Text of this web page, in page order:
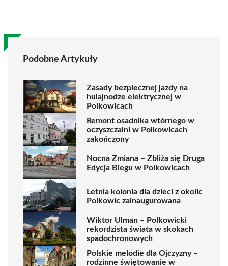
Podobne Artykuły
Zasady bezpiecznej jazdy na
hulajnodze elektrycznej w
Polkowicach
Remont osadnika wtórnego w
oczyszczalni w Polkowicach
zakończony
Nocna Zmiana – Zbliża się Druga
Edycja Biegu w Polkowicach
Letnia kolonia dla dzieci z okolic
Polkowic zainaugurowana
Wiktor Ulman – Polkowicki
rekordzista świata w skokach
spadochronowych
Polskie melodie dla Ojczyzny –
rodzinne świętowanie w